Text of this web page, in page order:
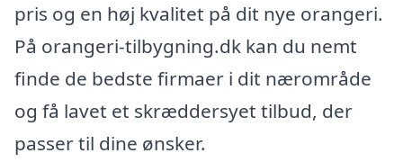
pris og en høj kvalitet på dit nye orangeri.
På orangeri-tilbygning.dk kan du nemt
finde de bedste firmaer i dit nærområde
og få lavet et skræddersyet tilbud, der
passer til dine ønsker.